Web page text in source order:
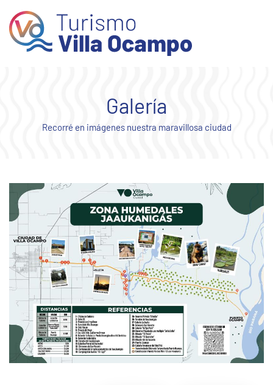
Skip to main content
Galería
Recorré en imágenes nuestra maravillosa ciudad